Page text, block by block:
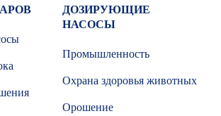
ДОЗИРУЮЩИЕ
НАСОСЫ
Промышленность
Охрана здоровья животных
Орошение